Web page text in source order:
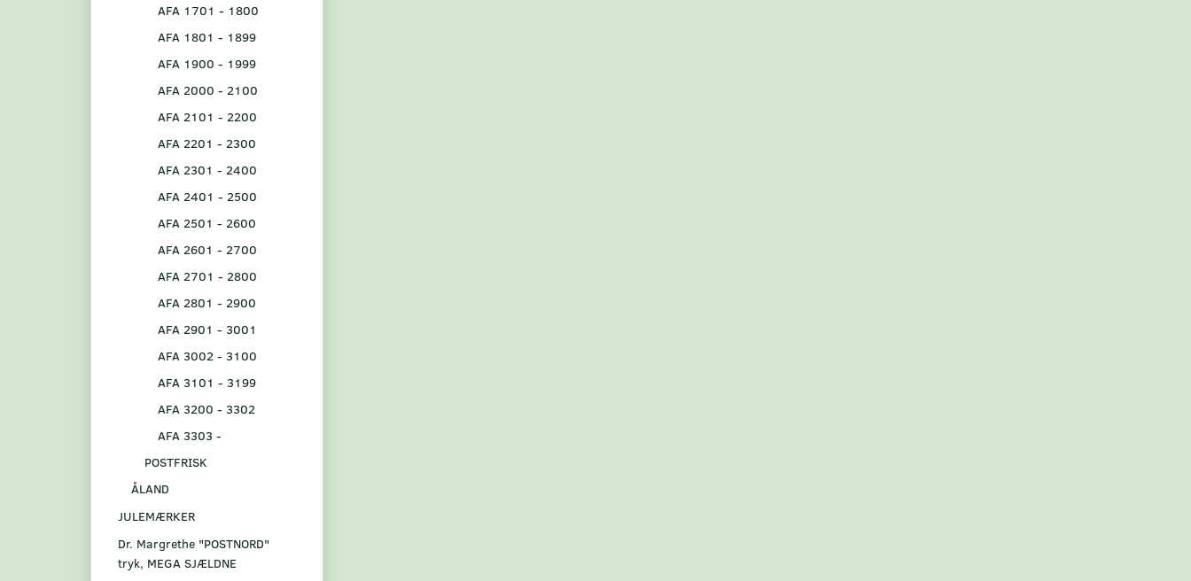
AFA 1701 - 1800
AFA 1801 - 1899
AFA 1900 - 1999
AFA 2000 - 2100
AFA 2101 - 2200
AFA 2201 - 2300
AFA 2301 - 2400
AFA 2401 - 2500
AFA 2501 - 2600
AFA 2601 - 2700
AFA 2701 - 2800
AFA 2801 - 2900
AFA 2901 - 3001
AFA 3002 - 3100
AFA 3101 - 3199
AFA 3200 - 3302
AFA 3303 -
POSTFRISK
ÅLAND
JULEMÆRKER
Dr. Margrethe "POSTNORD"
tryk, MEGA SJÆLDNE